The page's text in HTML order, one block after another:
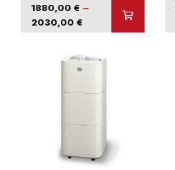
1880,00€ –
2030,00€ Hintaluokka:
1880,00 €
2030,00 €